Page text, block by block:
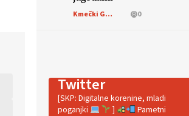
Kmečki Glas 0
Twitter
[SKP: Digitalne korenine, mladi
poganjki
]
Pametni